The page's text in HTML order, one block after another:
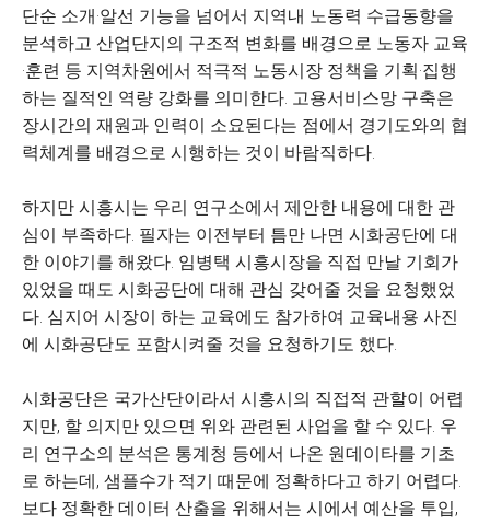
단순 소개·알선 기능을 넘어서 지역내 노동력 수급동향을
분석하고 산업단지의 구조적 변화를 배경으로 노동자 교육
·훈련 등 지역차원에서 적극적 노동시장 정책을 기획·집행
하는 질적인 역량 강화를 의미한다. 고용서비스망 구축은
장시간의 재원과 인력이 소요된다는 점에서 경기도와의 협
력체계를 배경으로 시행하는 것이 바람직하다.
하지만 시흥시는 우리 연구소에서 제안한 내용에 대한 관
심이 부족하다. 필자는 이전부터 틈만 나면 시화공단에 대
한 이야기를 해왔다. 임병택 시흥시장을 직접 만날 기회가
있었을 때도 시화공단에 대해 관심 갖어줄 것을 요청했었
다. 심지어 시장이 하는 교육에도 참가하여 교육내용 사진
에 시화공단도 포함시켜줄 것을 요청하기도 했다.
시화공단은 국가산단이라서 시흥시의 직접적 관할이 어렵
지만, 할 의지만 있으면 위와 관련된 사업을 할 수 있다. 우
리 연구소의 분석은 통계청 등에서 나온 원데이타를 기초
로 하는데, 샘플수가 적기 때문에 정확하다고 하기 어렵다.
보다 정확한 데이터 산출을 위해서는 시에서 예산을 투입,